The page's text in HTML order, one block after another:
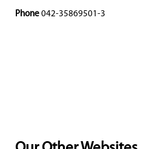
Phone 042-35869501-3